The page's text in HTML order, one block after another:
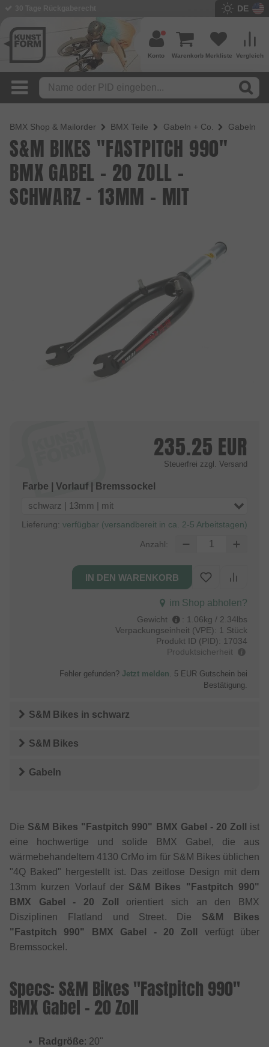
DE
Vergleich
Merkliste
Warenkorb
Konto
BMX Shop & Mailorder BMX Teile Gabeln + Co. Gabeln
S&M BIKES "FASTPITCH 990"
BMX GABEL - 20 ZOLL -
SCHWARZ - 13MM - MIT
235.25 EUR
Steuerfrei zzgl. Versand
Farbe | Vorlauf | Bremssockel
schwarz | 13mm | mit
Lieferung: verfügbar (versandbereit in ca. 2-5 Arbeitstagen)
Anzahl:
im Shop abholen?
Gewicht : 1.06kg / 2.34lbs
Verpackungseinheit (VPE): 1 Stück
Produkt ID (PID): 17034
Produktsicherheit
Fehler gefunden? Jetzt melden. 5 EUR Gutschein bei
Bestätigung.
S&M Bikes in schwarz
S&M Bikes
Gabeln
Die S&M Bikes "Fastpitch 990" BMX Gabel - 20 Zoll
ist
eine hochwertige und solide BMX Gabel, die aus
wärmebehandeltem 4130 CrMo im für S&M Bikes üblichen
"4Q Baked" hergestellt ist. Das zeitlose Design mit dem
13mm kurzen Vorlauf der S&M Bikes "Fastpitch 990"
BMX Gabel - 20 Zoll
orientiert sich an den BMX
Disziplinen Flatland und Street. Die S&M Bikes
"Fastpitch 990" BMX Gabel - 20 Zoll
verfügt über
Bremssockel.
Specs: S&M Bikes "Fastpitch 990"
BMX Gabel - 20 Zoll
Radgröße: 20"